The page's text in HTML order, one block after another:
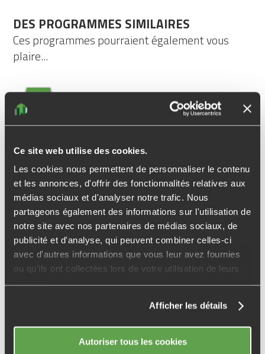
Ce site web utilise des cookies.
Les cookies nous permettent de personnaliser le contenu
et les annonces, d'offrir des fonctionnalités relatives aux
médias sociaux et d'analyser notre trafic. Nous
partageons également des informations sur l'utilisation de
notre site avec nos partenaires de médias sociaux, de
publicité et d'analyse, qui peuvent combiner celles-ci
avec d'autres informations que vous leur avez fournies
ou qu'ils ont collectées lors de votre utilisation de leurs
services.
Afficher les détails
Autoriser tous les cookies
DES PROGRAMMES SIMILAIRES
Ces programmes pourraient également vous
plaire...
38
GRENOBLE